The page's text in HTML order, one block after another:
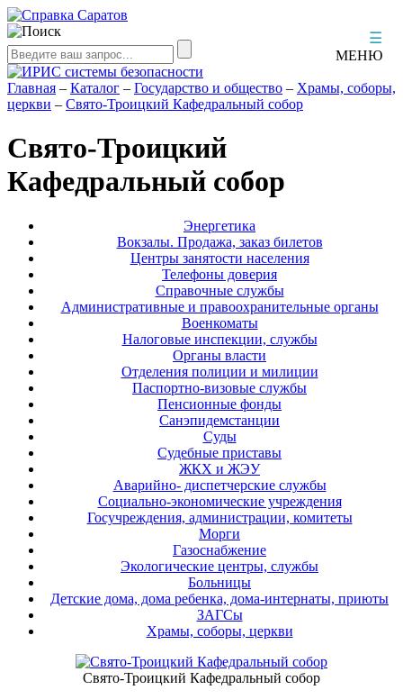
☰
МЕНЮ
Главная – Каталог – Государство и общество – Храмы, соборы,
церкви – Свято-Троицкий Кафедральный собор
Свято-Троицкий
Кафедральный собор
Энергетика
Вокзалы. Продажа, заказ билетов
Центры занятости населения
Телефоны доверия
Справочные службы
Административные и правоохранительные органы
Военкоматы
Налоговые инспекции, службы
Органы власти
Отделения полиции и милиции
Паспортно-визовые службы
Пенсионные фонды
Санэпидемстанции
Суды
Судебные приставы
ЖКХ и ЖЭУ
Аварийно- диспетчерские службы
Социально-экономические учреждения
Госучреждения, администрации, комитеты
Морги
Газоснабжение
Экологические центры, службы
Больницы
Детские дома, дома ребенка, дома-интернаты, приюты
ЗАГСы
Храмы, соборы, церкви
Свято-Троицкий Кафедральный собор